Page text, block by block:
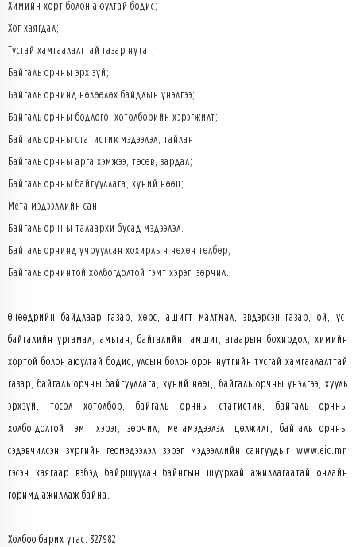
Химийн хорт болон аюултай бодис;
Хог хаягдал;
Тусгай хамгаалалттай газар нутаг;
Байгаль орчны эрх зүй;
Байгаль орчинд нөлөөлөх байдлын үнэлгээ;
Байгаль орчны бодлого, хөтөлбөрийн хэрэгжилт;
Байгаль орчны статистик мэдээлэл, тайлан;
Байгаль орчны арга хэмжээ, төсөв, зардал;
Байгаль орчны байгууллага, хүний нөөц;
Мета мэдээллийн сан;
Байгаль орчны талаархи бусад мэдээлэл.
Байгаль орчинд учруулсан хохирлын нөхөн төлбөр;
Байгаль орчинтой холбогдолтой гэмт хэрэг, зөрчил.
Өнөөдрийн байдлаар газар, хөрс, ашигт малтмал, эвдэрсэн газар, ой, ус,
байгалийн ургамал, амьтан, байгалийн гамшиг, агаарын бохирдол, химийн
хортой болон аюултай бодис, улсын болон орон нутгийн тусгай хамгаалалттай
газар, байгаль орчны байгууллага, хүний нөөц, байгаль орчны үнэлгээ, хууль
эрхзүй, төсөл хөтөлбөр, байгаль орчны статистик, байгаль орчны
холбогдолтой гэмт хэрэг, зөрчил, метамэдээлэл, цөлжилт, байгаль орчны
сэдэвчилсэн зургийн геомэдээлэл зэрэг мэдээллийн сангуудыг www.eic.mn
гэсэн хаягаар вэбэд байршуулан байнгын шуурхай ажиллагаатай онлайн
горимд ажиллаж байна.
Холбоо барих утас: 327982